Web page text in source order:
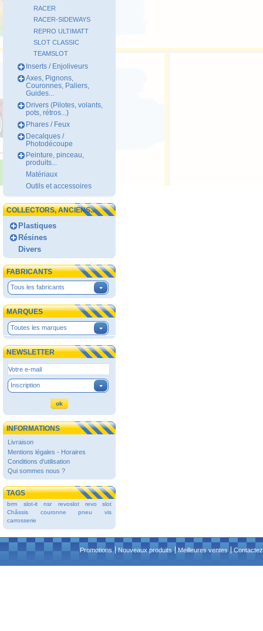
RACER
RACER-SIDEWAYS
REPRO ULTIMATT
SLOT CLASSIC
TEAMSLOT
Inserts / Enjoliveurs
Axes, Pignons,
Couronnes, Paliers,
Guides...
Drivers (Pilotes, volants,
pots, rétros...)
Phares / Feux
Decalques /
Photodécoupe
Peinture, pinceau,
produits...
Matériaux
Outils et accessoires
COLLECTORS, ANCIENS...
Plastiques
Résines
Divers
FABRICANTS
Tous les fabricants
MARQUES
Toutes les marques
NEWSLETTER
Inscription
INFORMATIONS
Livraison
Mentions légales - Horaires
Conditions d'utilisation
Qui sommes nous ?
TAGS
brm slot-it nsr revoslot
revo slot
Châssis
couronne pneu
vis
carrosserie
Promotions Nouveaux produits Meilleures ventes